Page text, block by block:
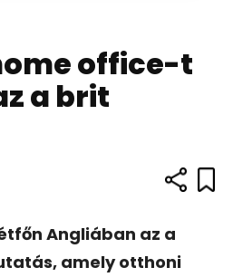
office-t
a brit
Angliában az a
amely otthoni